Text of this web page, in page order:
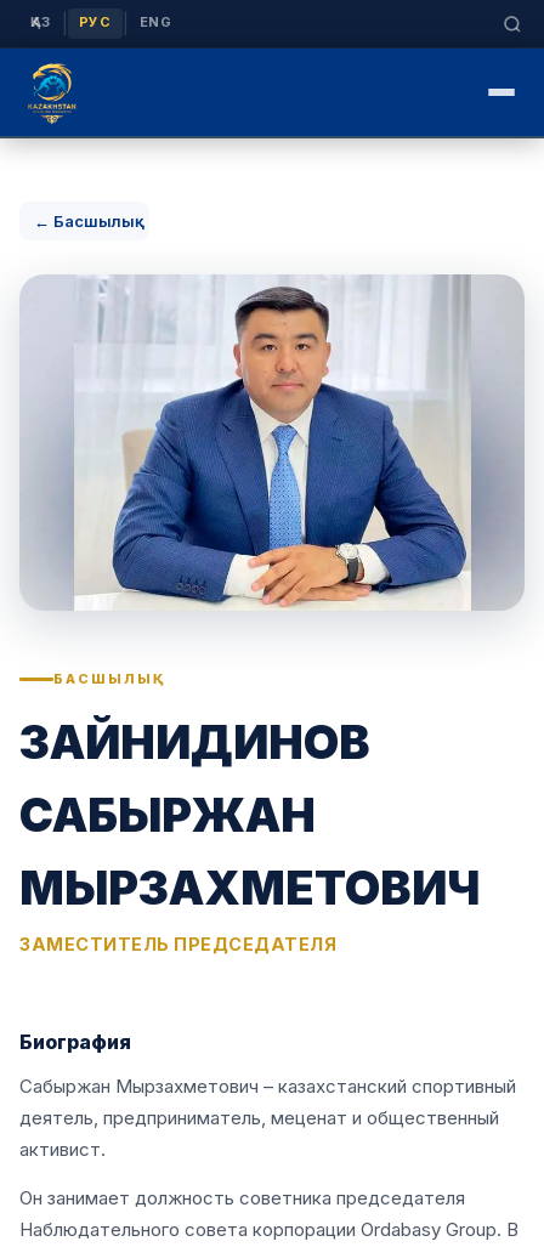
ҚАЗ РУС ENG
← Басшылық
БАСШЫЛЫҚ
ЗАЙНИДИНОВ
САБЫРЖАН
МЫРЗАХМЕТОВИЧ
ЗАМЕСТИТЕЛЬ ПРЕДСЕДАТЕЛЯ
Биография
Сабыржан Мырзахметович – казахстанский спортивный
деятель, предприниматель, меценат и общественный
активист.
Он занимает должность советника председателя
Наблюдательного совета корпорации Ordabasy Group. В